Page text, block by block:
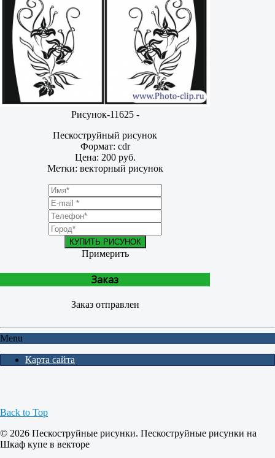
Рисунок-11625 -
Пескоструйный рисунок
Формат: cdr
Цена: 200 руб.
Метки: векторный рисунок
КУПИТЬ РИСУНОК
Примерить
Заказ
Заказ отправлен
Menu
Карта сайта
Back to Top
© 2026 Пескоструйные рисунки. Пескоструйные рисунки на
Шкаф купе в векторе